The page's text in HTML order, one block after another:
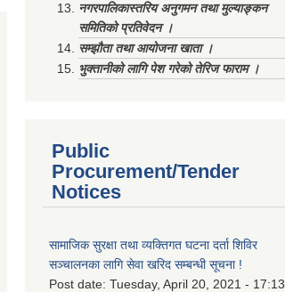
नगरपालिकास्तरिय अनुगमन तथा मुल्याङ्कन
समितिको प्रतिवेदन ।
सम्झौता तथा आयोजना खाता ।
भुक्तानीको लागि पेश गरेको तेरिज फाराम ।
Public
Procurement/Tender
Notices
सामाजिक सुरक्षा तथा व्यक्तिगत घटना दर्ता शिविर
सञ्चालनका लागि सेवा खरिद सम्बन्धी सूचना !
Post date: Tuesday, April 20, 2021 - 17:13